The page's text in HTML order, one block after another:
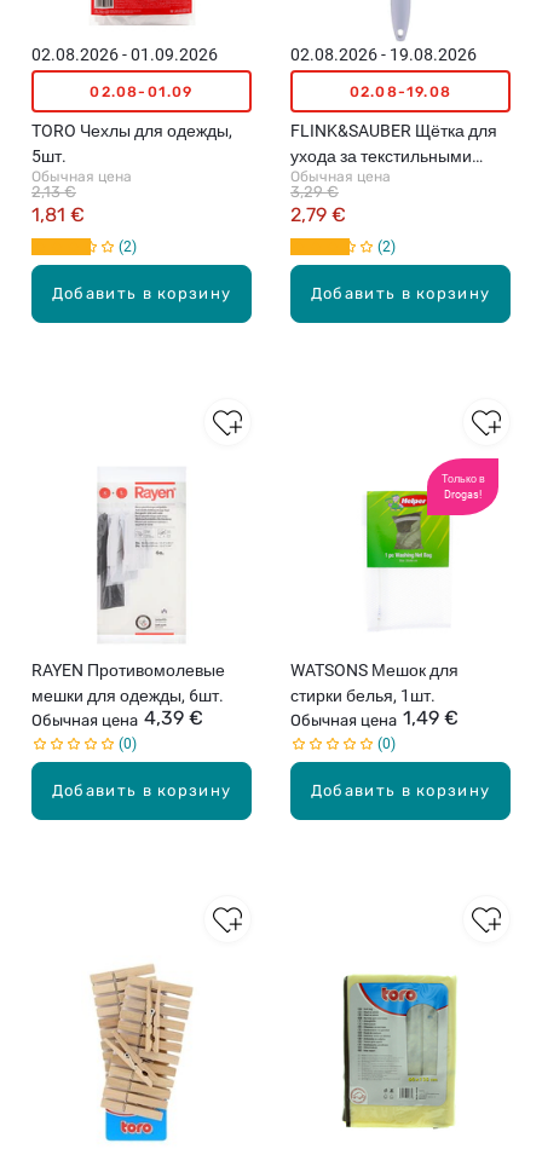
Добавить в корзину
02.08.2026 - 01.09.2026
02.08-01.09
TORO Чехлы для одежды,
5шт.
Обычная цена
1,81 €
2,13 €
2
Добавить в корзину
02.08.2026 - 19.08.2026
02.08-19.08
FLINK&SAUBER Щётка для
ухода за текстильными
изделиями
Обычная цена
2,79 €
3,29 €
2
Добавить в корзину
RAYEN Противомолевые
мешки для одежды, 6шт.
Обычная цена 4,39 €
0
Только в
Drogas!
Добавить в корзину
WATSONS Мешок для
стирки белья, 1шт.
Обычная цена 1,49 €
0